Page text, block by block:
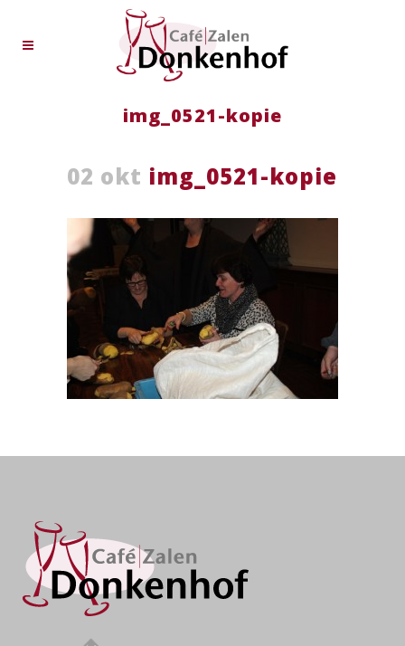
img_0521-kopie
02 okt img_0521-kopie